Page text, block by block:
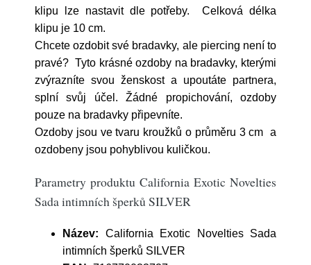
klipu lze nastavit dle potřeby. Celková délka
klipu je 10 cm.
Chcete ozdobit své bradavky, ale piercing není to
pravé? Tyto krásné ozdoby na bradavky, kterými
zvýrazníte svou ženskost a upoutáte partnera,
splní svůj účel. Žádné propichování, ozdoby
pouze na bradavky připevníte.
Ozdoby jsou ve tvaru kroužků o průměru 3 cm a
ozdobeny jsou pohyblivou kuličkou.
Parametry produktu California Exotic Novelties
Sada intimních šperků SILVER
Název: California Exotic Novelties Sada
intimních šperků SILVER